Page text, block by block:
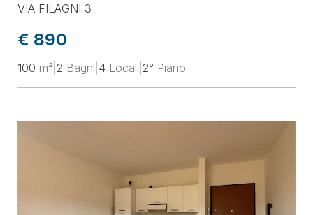
VIA FILAGNI 3
€ 890
100 m² 2 Bagni 4 Locali 2° Piano